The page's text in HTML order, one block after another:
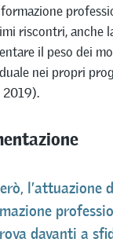
riscontri, anche
il peso dei
nei propri
2019).
l’attuazione
davanti a